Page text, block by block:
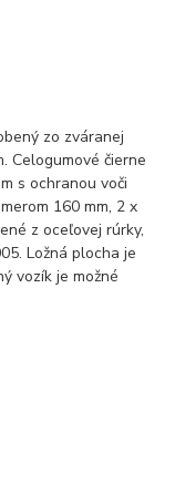
zo zváranej
Celogumové čierne
s ochranou voči
160 mm, 2 x
z oceľovej rúrky,
Ložná plocha je
vozík je možné